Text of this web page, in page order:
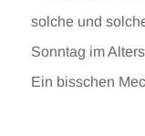
solche und
Sonntag im
Ein bisschen